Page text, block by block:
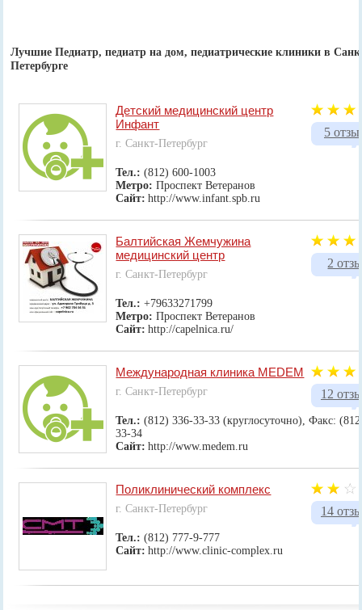
Лучшие Педиатр, педиатр на дом, педиатрические клиники в
Петербурге
5
Детский медицинский центр
Инфант
г. Санкт-Петербург
Тел.:(812) 600-1003
Метро:Проспект Ветеранов
Сайт: http://www.infant.spb.ru
2
Балтийская Жемчужина
медицинский центр
г. Санкт-Петербург
Тел.:+79633271799
Метро:Проспект Ветеранов
Сайт: http://capelnica.ru/
12
Международная клиника MEDEM
г. Санкт-Петербург
Тел.:(812) 336-33-33 (круглосуточно), Факс:
33-34
Сайт: http://www.medem.ru
14
Поликлинический комплекс
г. Санкт-Петербург
Тел.:(812) 777-9-777
Сайт: http://www.clinic-complex.ru